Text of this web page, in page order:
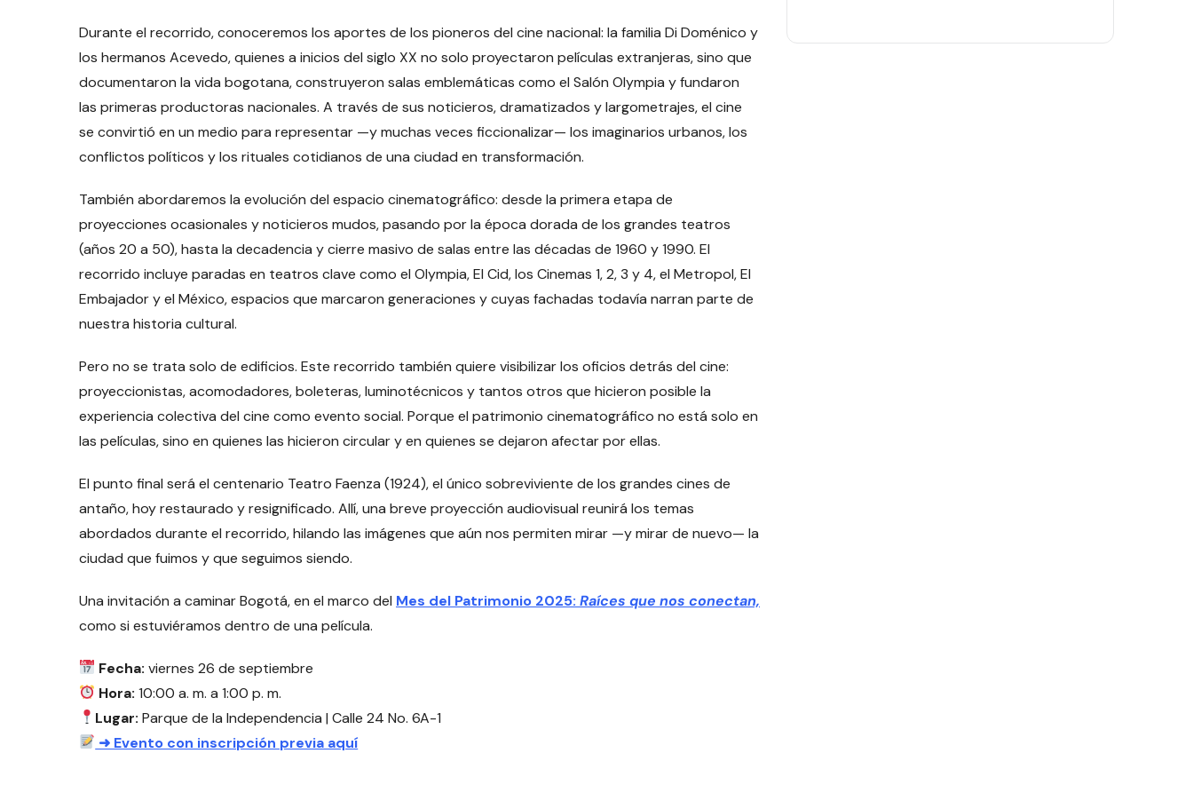
Durante el recorrido, conoceremos los aportes de los pioneros del cine nacional: la familia Di Doménico y
los hermanos Acevedo, quienes a inicios del siglo XX no solo proyectaron películas extranjeras, sino que
documentaron la vida bogotana, construyeron salas emblemáticas como el Salón Olympia y fundaron
las primeras productoras nacionales. A través de sus noticieros, dramatizados y largometrajes, el cine
se convirtió en un medio para representar —y muchas veces ficcionalizar— los imaginarios urbanos, los
conflictos políticos y los rituales cotidianos de una ciudad en transformación.
También abordaremos la evolución del espacio cinematográfico: desde la primera etapa de
proyecciones ocasionales y noticieros mudos, pasando por la época dorada de los grandes teatros
(años 20 a 50), hasta la decadencia y cierre masivo de salas entre las décadas de 1960 y 1990. El
recorrido incluye paradas en teatros clave como el Olympia, El Cid, los Cinemas 1, 2, 3 y 4, el Metropol, El
Embajador y el México, espacios que marcaron generaciones y cuyas fachadas todavía narran parte de
nuestra historia cultural.
Pero no se trata solo de edificios. Este recorrido también quiere visibilizar los oficios detrás del cine:
proyeccionistas, acomodadores, boleteras, luminotécnicos y tantos otros que hicieron posible la
experiencia colectiva del cine como evento social. Porque el patrimonio cinematográfico no está solo en
las películas, sino en quienes las hicieron circular y en quienes se dejaron afectar por ellas.
El punto final será el centenario Teatro Faenza (1924), el único sobreviviente de los grandes cines de
antaño, hoy restaurado y resignificado. Allí, una breve proyección audiovisual reunirá los temas
abordados durante el recorrido, hilando las imágenes que aún nos permiten mirar —y mirar de nuevo— la
ciudad que fuimos y que seguimos siendo.
Una invitación a caminar Bogotá, en el marco del Mes del Patrimonio 2025: Raíces que nos conectan,
como si estuviéramos dentro de una película.
Fecha:viernes 26 de septiembre
Hora:10:00 a. m. a 1:00 p. m.
Lugar:Parque de la Independencia | Calle 24 No. 6A-1
➜ Evento con inscripción previa aquí